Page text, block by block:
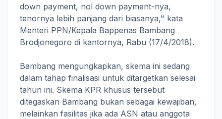
down payment, nol down payment-nya,
tenornya lebih panjang dari biasanya," kata
Menteri PPN/Kepala Bappenas Bambang
Brodjonegoro di kantornya, Rabu (17/4/2018).
Bambang mengungkapkan, skema ini sedang
dalam tahap finalisasi untuk ditargetkan selesai
tahun ini. Skema KPR khusus tersebut
ditegaskan Bambang bukan sebagai kewajiban,
melainkan fasilitas jika ada ASN atau anggota